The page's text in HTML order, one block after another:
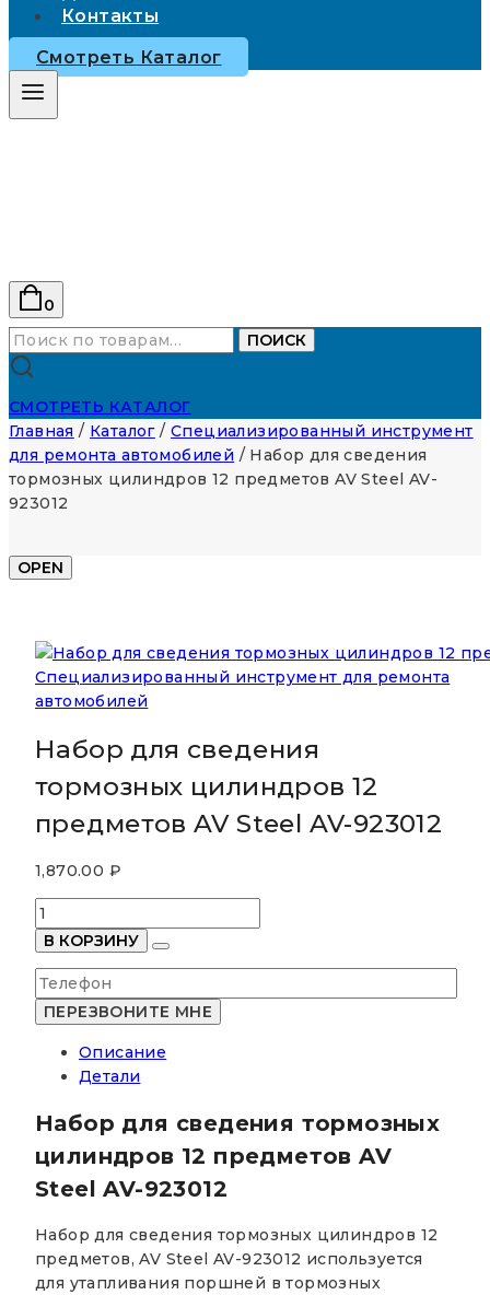
Контакты
Смотреть Каталог
0
Искать:
ПОИСК
СМОТРЕТЬ КАТАЛОГ
Главная / Каталог / Специализированный инструмент
для ремонта автомобилей / Набор для сведения
тормозных цилиндров 12 предметов AV Steel AV-
923012
OPEN
Специализированный инструмент для ремонта
автомобилей
Набор для сведения
тормозных цилиндров 12
предметов AV Steel AV-923012
1,870.00 ₽
Количество
товара
Набор
для
сведения
тормозных
цилиндров
AV
Steel
AV-
923012
В КОРЗИНУ
Описание
Детали
Набор для сведения тормозных
цилиндров 12 предметов AV
Steel AV-923012
Набор для сведения тормозных цилиндров 12
предметов, AV Steel AV-923012 используется
для утапливания поршней в тормозных